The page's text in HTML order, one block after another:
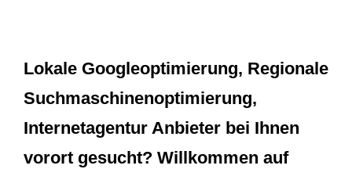
Lokale Googleoptimierung, Regionale
Suchmaschinenoptimierung,
Internetagentur Anbieter bei Ihnen
vorort gesucht? Willkommen auf